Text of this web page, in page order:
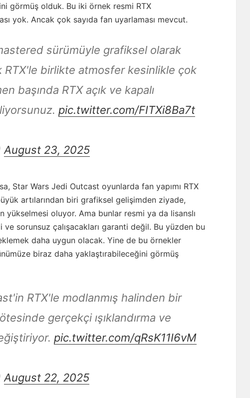
görmüş olduk. Bu iki örnek resmi RTX
yok. Ancak çok sayıda fan uyarlaması mevcut.
sürümüyle grafiksel olarak
RTX'le birlikte atmosfer kesinlikle çok
başında RTX açık ve kapalı
pic.twitter.com/FITXi8Ba7t
August 23, 2025
Star Wars Jedi Outcast oyunlarda fan yapımı RTX
artılarından biri grafiksel gelişimden ziyade,
yükselmesi oluyor. Ama bunlar resmi ya da lisanslı
sorunsuz çalışacakları garanti değil. Bu yüzden bu
daha uygun olacak. Yine de bu örnekler
biraz daha yaklaştırabileceğini görmüş
RTX'le modlanmış halinden bir
gerçekçi ışıklandırma ve
pic.twitter.com/qRsK11I6vM
August 22, 2025